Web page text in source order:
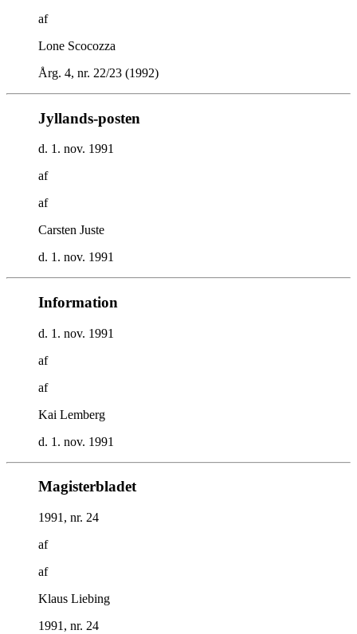
af
Lone Scocozza
Årg. 4, nr. 22/23 (1992)
Jyllands-posten
d. 1. nov. 1991
af
af
Carsten Juste
d. 1. nov. 1991
Information
d. 1. nov. 1991
af
af
Kai Lemberg
d. 1. nov. 1991
Magisterbladet
1991, nr. 24
af
af
Klaus Liebing
1991, nr. 24